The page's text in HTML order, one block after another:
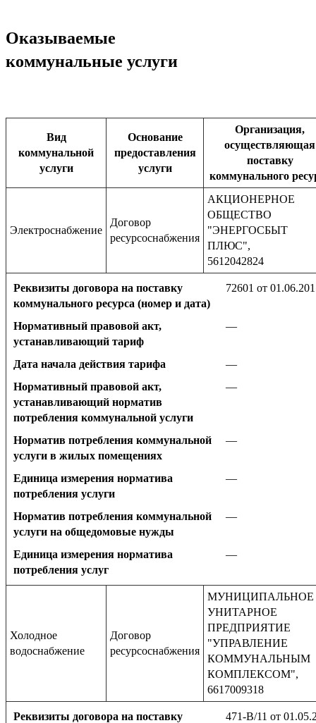
Оказываемые
коммунальные услуги
Вид
коммунальной
услуги
Основание
предоставления
услуги
Организация,
осуществляющая
поставку
коммунального
Электроснабжение
Договор
ресурсоснабжения
АКЦИОНЕРНОЕ
ОБЩЕСТВО
"ЭНЕРГОСБЫТ
ПЛЮС",
5612042824
Реквизиты договора на поставку
коммунального ресурса (номер и дата)
72601 от
Нормативный правовой акт,
устанавливающий тариф
—
Дата начала действия тарифа
—
Нормативный правовой акт,
устанавливающий норматив
потребления коммунальной услуги
—
Норматив потребления коммунальной
услуги в жилых помещениях
—
Единица измерения норматива
потребления услуги
—
Норматив потребления коммунальной
услуги на общедомовые нужды
—
Единица измерения норматива
потребления услуг
—
Холодное
водоснабжение
Договор
ресурсоснабжения
МУНИЦИПАЛЬНОЕ
УНИТАРНОЕ
ПРЕДПРИЯТИЕ
"УПРАВЛЕНИЕ
КОММУНАЛЬНЫМ
КОМПЛЕКСОМ",
6617009318
Реквизиты договора на поставку
471-В/11 от